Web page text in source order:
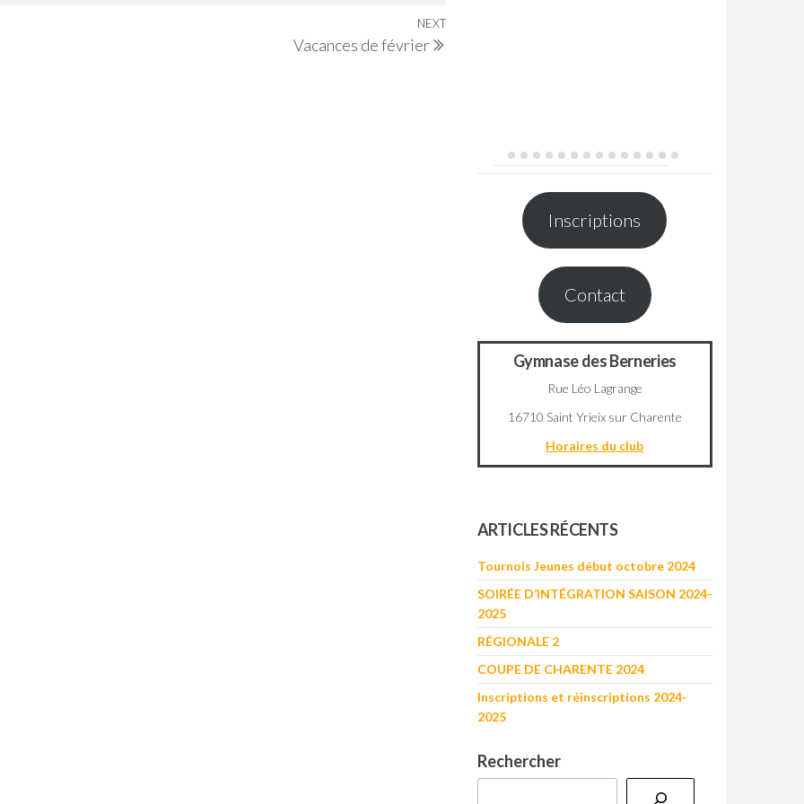
Next
NEXT
Vacances de février
Inscriptions
Contact
Gymnase des Berneries
Rue Léo Lagrange
16710 Saint Yrieix sur Charente
Horaires du club
+
ARTICLES RÉCENTS
Tournois Jeunes début octobre 2024
SOIRÉE D’INTÉGRATION SAISON 2024-
2025
RÉGIONALE 2
COUPE DE CHARENTE 2024
Inscriptions et réinscriptions 2024-
2025
Rechercher